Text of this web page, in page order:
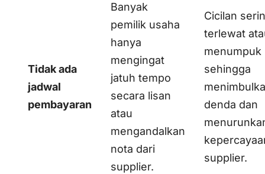
Tidak ada
jadwal
pembayaran
Banyak
pemilik usaha
hanya
mengingat
jatuh tempo
secara lisan
atau
mengandalkan
nota dari
supplier.
Cicilan
terlewat
menumpuk
sehingga
denda dan
supplier.